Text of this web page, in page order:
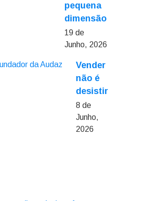
pequena
dimensão
19 de
Junho, 2026
Vender
não é
desistir
8 de
Junho,
2026